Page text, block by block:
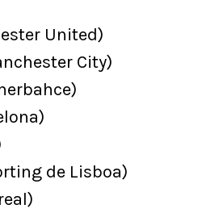
United)
City)
de Lisboa)